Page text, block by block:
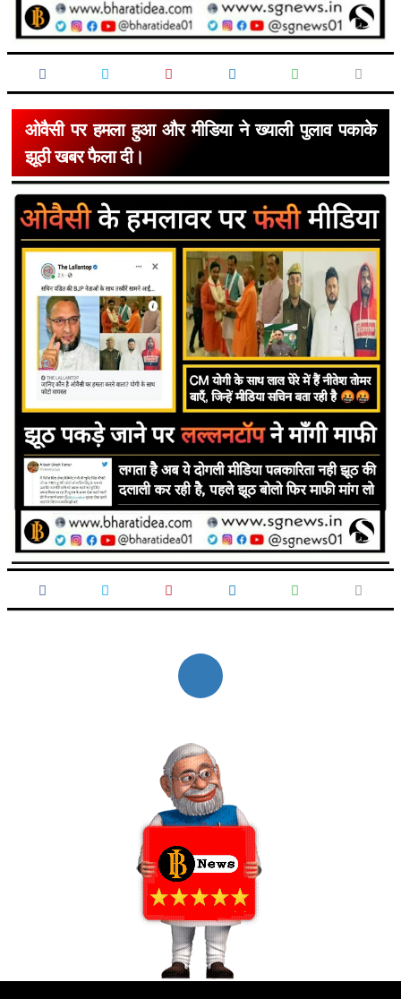
ओवैसी पर हमला हुआ और मीडिया ने ख्याली पुलाव पकाके
झूठी खबर फैला दी।